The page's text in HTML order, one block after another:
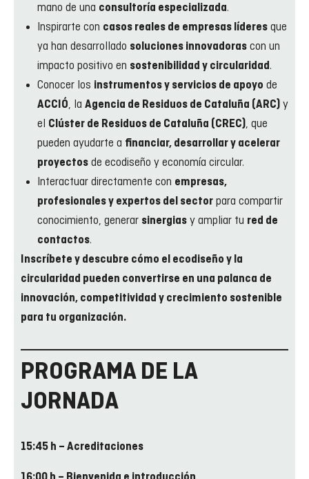
mano de una consultoría especializada.
Inspirarte con casos reales de empresas líderes que
ya han desarrollado soluciones innovadoras con un
impacto positivo en sostenibilidad y circularidad .
Conocer los instrumentos y servicios de apoyo de
ACCIÓ, la Agencia de Residuos de Cataluña (ARC) y
el Clúster de Residuos de Cataluña (CREC), que
pueden ayudarte a financiar, desarrollar y acelerar
proyectos de ecodiseño y economía circular.
Interactuar directamente con empresas,
profesionales y expertos del sector para compartir
conocimiento, generar sinergias y ampliar tu red de
contactos.
Inscríbete y descubre cómo el ecodiseño y la
circularidad pueden convertirse en una palanca de
innovación, competitividad y crecimiento sostenible
para tu organización.
PROGRAMA DE LA
JORNADA
15:45 h – Acreditaciones